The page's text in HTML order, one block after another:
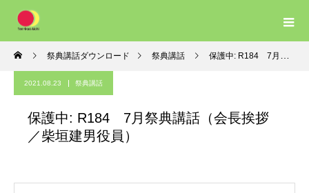
祭典講話ダウンロード 祭典講話 保護中: R184 7月祭典講話（会長挨拶／柴垣建男役員）
2021.08.23 祭典講話
保護中: R184 7月祭典講話（会長挨拶
／柴垣建男役員）